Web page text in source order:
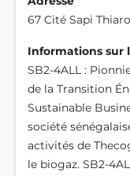
67 Cité Sapi
Informations sur
SB2-4ALL :
de la Transition
Sustainable
société
activités de
le biogaz. SB2-